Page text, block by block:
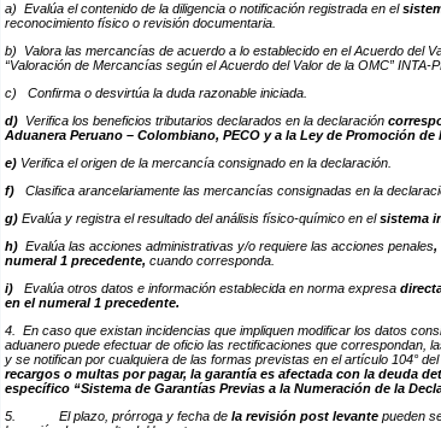
a) Evalúa el contenido de la diligencia o notificación registrada en el
reconocimiento físico o revisión documentaria.
b)
Valora las mercancías de acuerdo a lo establecido en el Acuerdo del
“Valoración de Mercancías según el Acuerdo del Valor de la OMC” INTA-
c)
Confirma o desvirtúa la duda razonable iniciada.
d)
Verifica los beneficios tributarios declarados en la declaración
Aduanera Peruano – Colombiano, PECO y a la Ley de Promoción de
e)Verifica el origen de la mercancía consignado en la declaración.
f)
Clasifica arancelariamente las mercancías consignadas en la
g)Evalúa y registra el resultado del análisis físico-químico en elsistema
h) Evalúa las acciones administrativas y/o requiere las acciones penales,
numeral 1 precedente, cuando corresponda.
i)
Evalúa otros datos e información establecida en norma expresa
en el numeral 1 precedente.
4.
En caso que existan incidencias que impliquen modificar los datos
aduanero puede efectuar de oficio las rectificaciones que correspondan,
y se notifican por cualquiera de las formas previstas en el artículo 104° del
recargos o multas por pagar, la garantía es afectada con la deuda
específico “Sistema de Garantías Previas a la Numeración de la
5. El plazo, prórroga y fecha de la revisión post levantepueden